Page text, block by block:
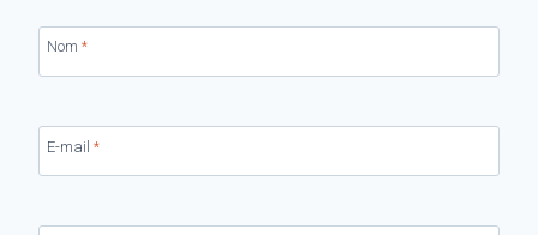
Nom *
E-mail *